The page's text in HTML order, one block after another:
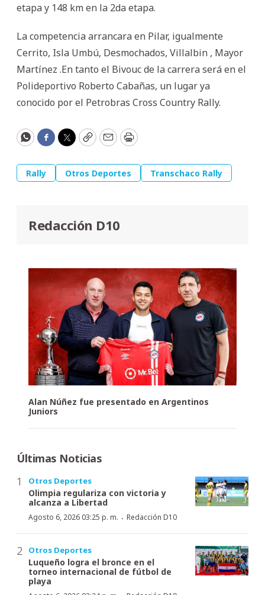
etapa y 148 km en la 2da etapa.
La competencia arrancara en Pilar, igualmente
Cerrito, Isla Umbú, Desmochados, Villalbin , Mayor
Martínez .En tanto el Bivouc de la carrera será en el
Polideportivo Roberto Cabañas, un lugar ya
conocido por el Petrobras Cross Country Rally.
WhatsApp
Facebook
Twitter
CopyEmailPrint
Rally Otros Deportes Transchaco Rally
Redacción D10
Alan Núñez fue presentado en Argentinos
Juniors
Últimas Noticias
Otros Deportes
Olimpia regulariza con victoria y
alcanza a Libertad
Agosto 6, 2026 03:25 p. m. · Redacción D10
Otros Deportes
Luqueño logra el bronce en el
torneo internacional de fútbol de
playa